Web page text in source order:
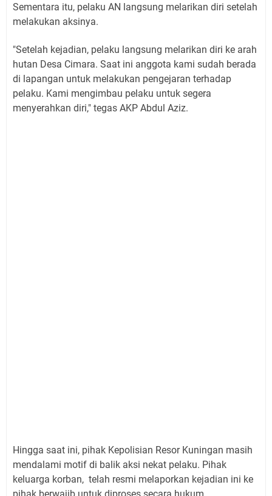
Sementara itu, pelaku AN langsung melarikan diri setelah
melakukan aksinya.
"Setelah kejadian, pelaku langsung melarikan diri ke arah
hutan Desa Cimara. Saat ini anggota kami sudah berada
di lapangan untuk melakukan pengejaran terhadap
pelaku. Kami mengimbau pelaku untuk segera
menyerahkan diri," tegas AKP Abdul Aziz.
Hingga saat ini, pihak Kepolisian Resor Kuningan masih
mendalami motif di balik aksi nekat pelaku. Pihak
keluarga korban, telah resmi melaporkan kejadian ini ke
pihak berwajib untuk diproses secara hukum.